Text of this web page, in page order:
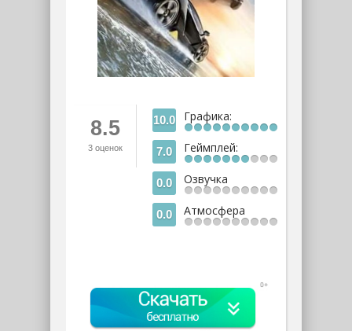
8.5
3оценок
10.0 Графика:
7.0 Геймплей:
0.0 Озвучка
0.0 Атмосфера